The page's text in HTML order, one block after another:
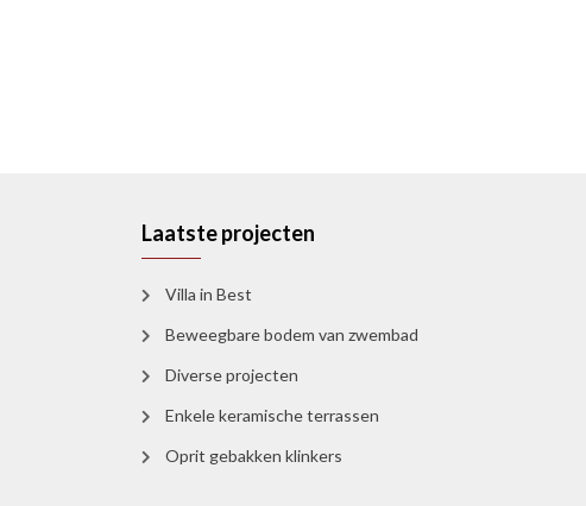
Laatste projecten
Villa in Best
Beweegbare bodem van zwembad
Diverse projecten
Enkele keramische terrassen
Oprit gebakken klinkers